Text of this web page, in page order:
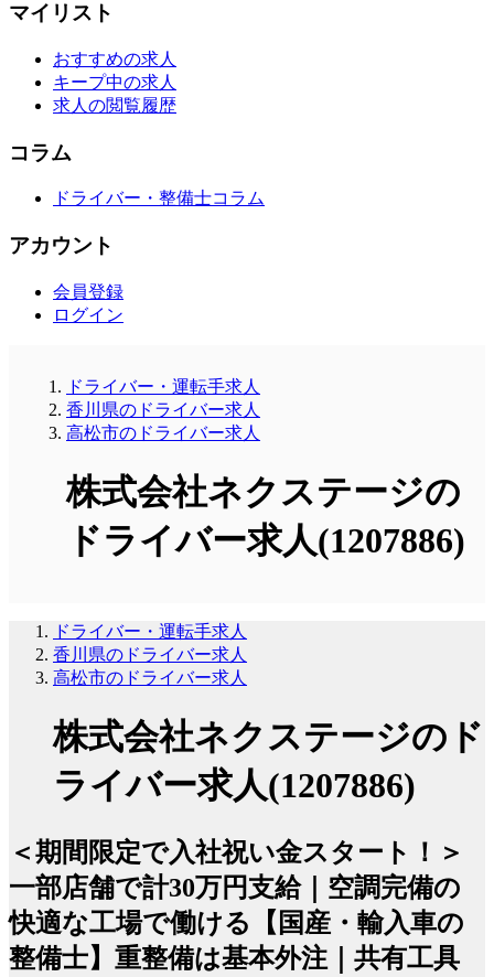
マイリスト
おすすめの求人
キープ中の求人
求人の閲覧履歴
コラム
ドライバー・整備士コラム
アカウント
会員登録
ログイン
ドライバー・運転手求人
香川県のドライバー求人
高松市のドライバー求人
株式会社ネクステージの
ドライバー求人(1207886)
ドライバー・運転手求人
香川県のドライバー求人
高松市のドライバー求人
株式会社ネクステージのド
ライバー求人(1207886)
＜期間限定で入社祝い金スタート！＞
一部店舗で計30万円支給｜空調完備の
快適な工場で働ける【国産・輸入車の
整備士】重整備は基本外注｜共有工具